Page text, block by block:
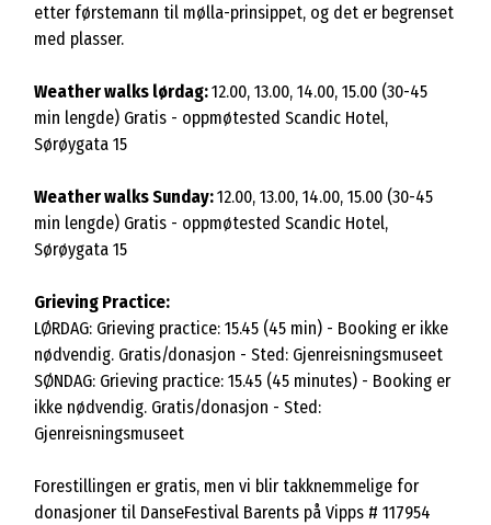
etter førstemann til mølla-prinsippet, og det er begrenset
med plasser.
Weather walks lørdag:12.00, 13.00, 14.00, 15.00 (30-45
min lengde) Gratis - oppmøtested Scandic Hotel,
Sørøygata 15
Weather walks Sunday:12.00, 13.00, 14.00, 15.00 (30-45
min lengde) Gratis - oppmøtested Scandic Hotel,
Sørøygata 15
Grieving Practice:
LØRDAG: Grieving practice: 15.45 (45 min) - Booking er ikke
nødvendig. Gratis/donasjon - Sted: Gjenreisningsmuseet
SØNDAG: Grieving practice: 15.45 (45 minutes) - Booking er
ikke nødvendig. Gratis/donasjon - Sted:
Gjenreisningsmuseet
Forestillingen er gratis, men vi blir takknemmelige for
donasjoner til DanseFestival Barents på Vipps # 117954